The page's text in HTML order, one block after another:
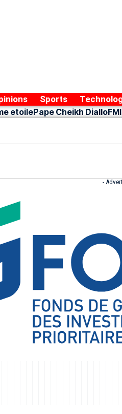
Sports
etoilePape Cheikh DialloFMI
-